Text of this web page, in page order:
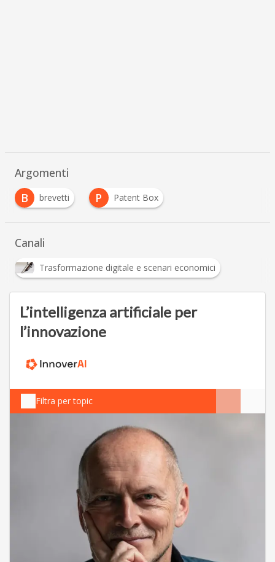
Argomenti
B
brevetti P Patent Box
Canali
Trasformazione digitale e scenari economici
L’intelligenza artificiale per
l’innovazione
Filtra per topic